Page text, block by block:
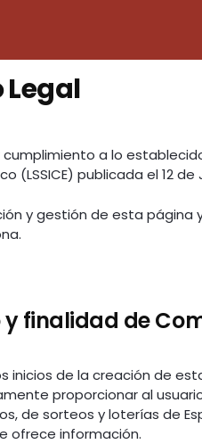
Legal
cumplimiento a lo
(LSSICE) publicada el 12
y gestión de esta página
y finalidad de
inicios de la creación de
proporcionar al
de sorteos y loterías de
ofrece información.